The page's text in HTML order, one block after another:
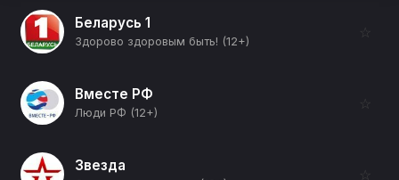
Беларусь 1
Здорово здоровым быть! (12+)
☆
Вместе РФ
Люди РФ (12+)
☆
Звезда ☆